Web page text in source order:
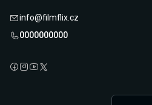
info@filmflix.cz
0000000000